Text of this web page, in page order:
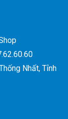
Nhất, Tỉnh